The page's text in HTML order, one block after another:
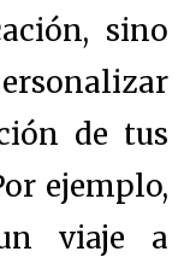
sino
de tus
ejemplo,
viaje a